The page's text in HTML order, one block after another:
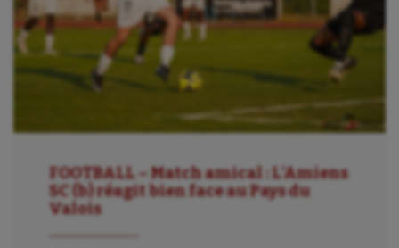
FOOTBALL – Match amical : L’Amiens
SC (b) réagit bien face au Pays du
Valois